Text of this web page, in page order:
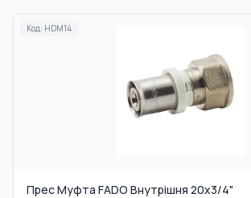
Код: HDM14
Прес Муфта FADO Внутрішня 20х3/4"